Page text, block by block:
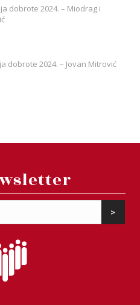
dobrote 2024. – Miodrag i
dobrote 2024. – Jovan Mitrović